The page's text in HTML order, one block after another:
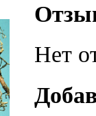
Нет